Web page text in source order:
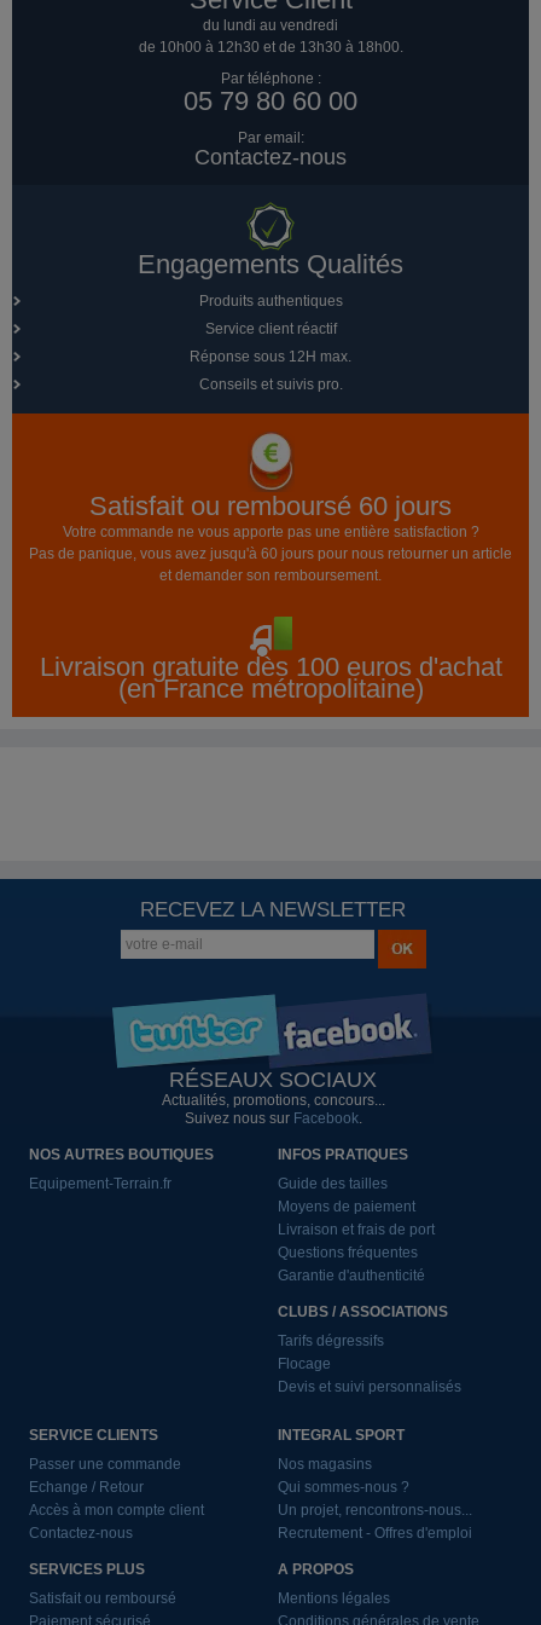
du lundi au vendredi
de 10h00 à 12h30 et de 13h30 à 18h00.
Par téléphone :
05 79 80 60 00
Par email:
Contactez-nous
Engagements Qualités
Produits authentiques
Service client réactif
Réponse sous 12H max.
Conseils et suivis pro.
Satisfait ou remboursé 60 jours
Votre commande ne vous apporte pas une entière satisfaction ?
Pas de panique, vous avez jusqu'à 60 jours pour nous retourner un article
et demander son remboursement.
Livraison gratuite dès 100 euros d'achat
(en France métropolitaine)
RECEVEZ LA NEWSLETTER
RÉSEAUX SOCIAUX
Actualités, promotions, concours...
Suivez nous sur Facebook.
NOS AUTRES BOUTIQUES
Equipement-Terrain.fr
INFOS PRATIQUES
Guide des tailles
Moyens de paiement
Livraison et frais de port
Questions fréquentes
Garantie d'authenticité
CLUBS / ASSOCIATIONS
Tarifs dégressifs
Flocage
Devis et suivi personnalisés
SERVICE CLIENTS
Passer une commande
Echange / Retour
Accès à mon compte client
Contactez-nous
SERVICES PLUS
Satisfait ou remboursé
INTEGRAL SPORT
Nos magasins
Qui sommes-nous ?
Un projet, rencontrons-nous...
Recrutement - Offres d'emploi
A PROPOS
Mentions légales